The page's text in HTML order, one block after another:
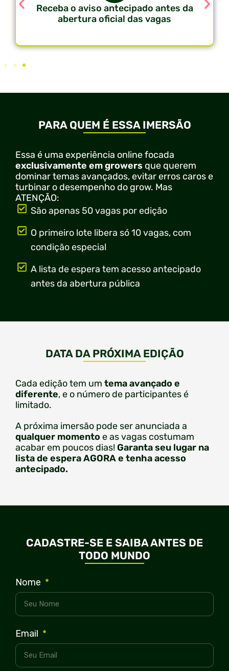
Receba o aviso antecipado antes da
abertura oficial das vagas
PARA QUEM É ESSA IMERSÃO
Essa é uma experiência online focada
exclusivamente em growers que querem
dominar temas avançados, evitar erros caros e
turbinar o desempenho do grow. Mas
ATENÇÃO:
São apenas 50 vagas por edição
O primeiro lote libera só 10 vagas, com
condição especial
A lista de espera tem acesso antecipado
antes da abertura pública
DATA DA PRÓXIMA EDIÇÃO
Cada edição tem um tema avançado e
diferente, e o número de participantes é
limitado.
A próxima imersão pode ser anunciada a
qualquer momento eas vagas costumam
acabar em poucos dias! Garanta seu lugar na
lista de espera AGORA e tenha acesso
antecipado.
CADASTRE-SE E SAIBA ANTES DE
TODO MUNDO
Nome
Email